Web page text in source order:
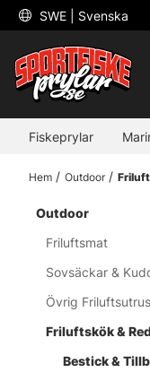
SWE | Svenska
Fiskeprylar
Hem Outdoor
Outdoor
Friluftsmat
Sovsäckar &
Övrig
Friluftskök &
Bestick &